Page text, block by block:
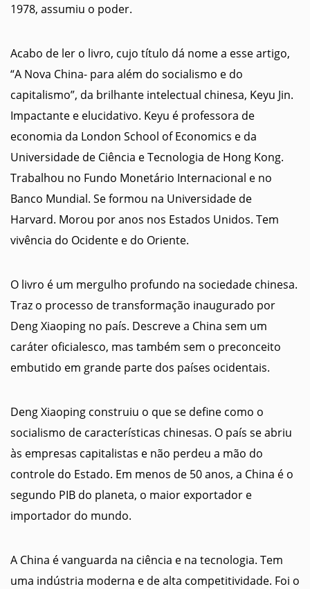
1978, assumiu o poder.
Acabo de ler o livro, cujo título dá nome a esse artigo,
“A Nova China- para além do socialismo e do
capitalismo”, da brilhante intelectual chinesa, Keyu Jin.
Impactante e elucidativo. Keyu é professora de
economia da London School of Economics e da
Universidade de Ciência e Tecnologia de Hong Kong.
Trabalhou no Fundo Monetário Internacional e no
Banco Mundial. Se formou na Universidade de
Harvard. Morou por anos nos Estados Unidos. Tem
vivência do Ocidente e do Oriente.
O livro é um mergulho profundo na sociedade chinesa.
Traz o processo de transformação inaugurado por
Deng Xiaoping no país. Descreve a China sem um
caráter oficialesco, mas também sem o preconceito
embutido em grande parte dos países ocidentais.
Deng Xiaoping construiu o que se define como o
socialismo de características chinesas. O país se abriu
às empresas capitalistas e não perdeu a mão do
controle do Estado. Em menos de 50 anos, a China é o
segundo PIB do planeta, o maior exportador e
importador do mundo.
A China é vanguarda na ciência e na tecnologia. Tem
uma indústria moderna e de alta competitividade. Foi o